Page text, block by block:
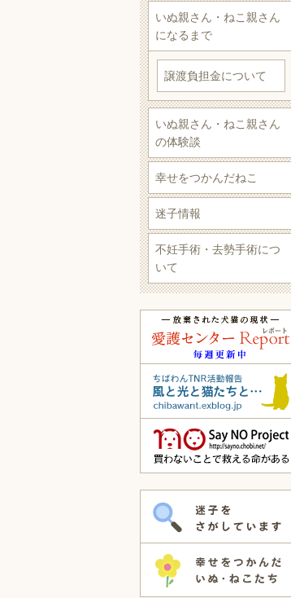
いぬ親さん・ねこ親さん
になるまで
譲渡負担金について
いぬ親さん・ねこ親さん
の体験談
幸せをつかんだねこ
迷子情報
不妊手術・去勢手術につ
いて